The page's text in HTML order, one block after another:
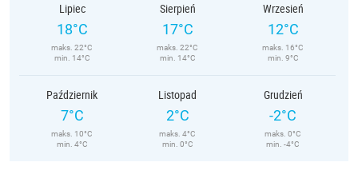
Lipiec
18°C
maks. 22°C
min. 14°C
Sierpień
17°C
maks. 22°C
min. 14°C
Wrzesień
12°C
maks. 16°C
min. 9°C
Październik
7°C
maks. 10°C
min. 4°C
Listopad
2°C
maks. 4°C
min. 0°C
Grudzień
-2°C
maks. 0°C
min. -4°C